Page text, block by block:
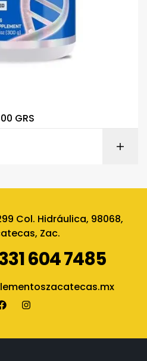
GRS
Col. Hidráulica, 98068,
Zac.
604 7485